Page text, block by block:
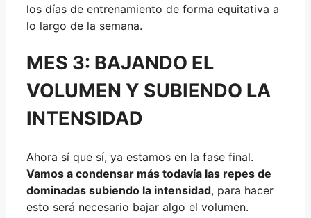
los días de entrenamiento de forma equitativa a
lo largo de la semana.
MES 3: BAJANDO EL
VOLUMEN Y SUBIENDO LA
INTENSIDAD
Ahora sí que sí, ya estamos en la fase final.
Vamos a condensar más todavía las repes de
dominadas subiendo la intensidad, para hacer
esto será necesario bajar algo el volumen.